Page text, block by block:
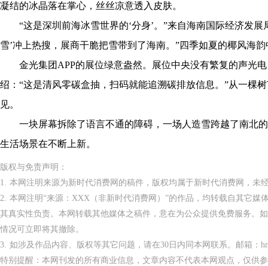
凝结的冰晶落在掌心，丝丝凉意透入皮肤。
“这是深圳前海冰雪世界的‘分身’。”来自海南国际经济发展
雪’冲上热搜，展商干脆把雪带到了海南。”四季如夏的椰风海
金光集团APP的展位绿意盎然。展位中央没有繁复的声光电
绍：“这是清风零碳盒抽，扫码就能追溯碳排放信息。”从一棵
见。
一块屏幕拆除了语言不通的障碍，一场人造雪跨越了南北
生活场景在不断上新。
版权与免责声明：
1. 本网注明来源为新时代消费网的稿件，版权均属于新时代消费网，未
2. 本网注明“来源：XXX（非新时代消费网）”的作品，均转载自其它
其真实性负责。本网转载其他媒体之稿件，意在为公众提供免费服务。
情况可立即将其撤除。
3. 如涉及作品内容、版权等其它问题，请在30日内同本网联系。邮箱：
特别提醒：本网刊发的所有商业信息，文章内容不代表本网观点，仅供